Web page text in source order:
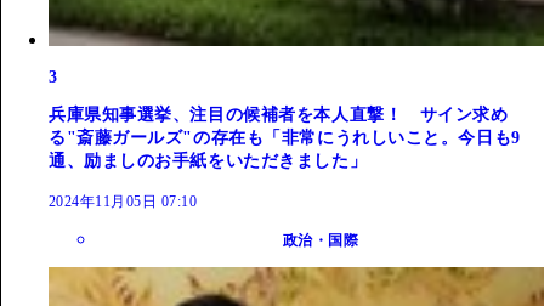
3
兵庫県知事選挙、注目の候補者を本人直撃！ サイン求め
る"斎藤ガールズ"の存在も「非常にうれしいこと。今日も9
通、励ましのお手紙をいただきました」
2024年11月05日 07:10
政治・国際